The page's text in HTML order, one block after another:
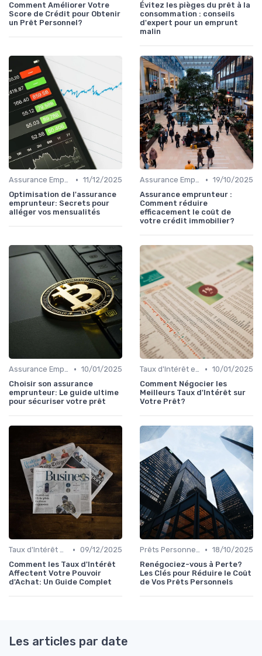
Comment Améliorer Votre
Score de Crédit pour Obtenir
un Prêt Personnel?
Évitez les pièges du prêt à la
consommation : conseils
d'expert pour un emprunt
malin
Assurance Emprunteur • 11/12/2025
Optimisation de l'assurance
emprunteur: Secrets pour
alléger vos mensualités
Assurance Emprunteur • 19/10/2025
Assurance emprunteur :
Comment réduire
efficacement le coût de
votre crédit immobilier?
Assurance Emprunteur • 10/01/2025
Choisir son assurance
emprunteur: Le guide ultime
pour sécuriser votre prêt
Taux d'Intérêt et Conditions de Crédit • 10/01/2025
Comment Négocier les
Meilleurs Taux d'Intérêt sur
Votre Prêt?
Taux d'Intérêt et Conditions de Crédit • 09/12/2025
Comment les Taux d'Intérêt
Affectent Votre Pouvoir
d'Achat: Un Guide Complet
Prêts Personnels et Consommation • 18/10/2025
Renégociez-vous à Perte?
Les Clés pour Réduire le Coût
de Vos Prêts Personnels
Les articles par date